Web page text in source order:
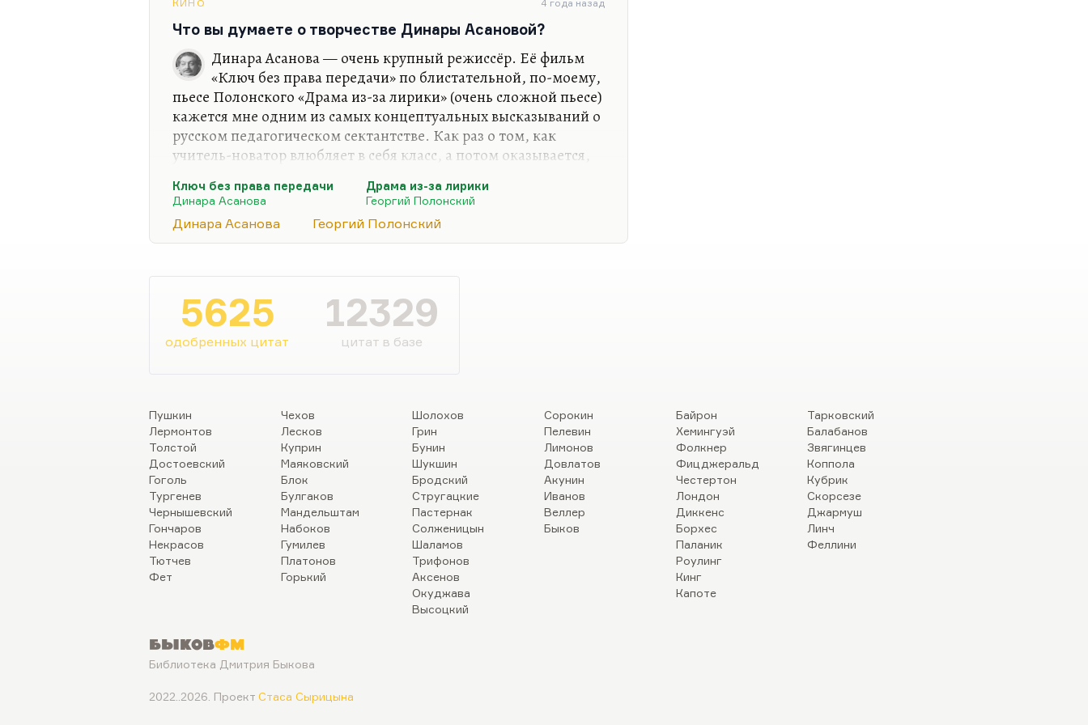
экспозиции. И даже иногда это приём — бесконечно долгая
экспозиция, а потом стремительный взрыв, стремительное…
КИНО 4 года назад
Что вы думаете о творчестве Динары Асановой?
Динара Асанова — очень крупный режиссёр. Её фильм
«Ключ без права передачи» по блистательной, по-моему,
пьесе Полонского «Драма из-за лирики» (очень сложной пьесе)
кажется мне одним из самых концептуальных высказываний о
русском педагогическом сектантстве. Как раз о том, как
учитель-новатор влюбляет в себя класс, а потом оказывается,
рядовой, простой, в общем глуповатый человек,— оказывается
и гуманнее, и умнее этого новатора.
Я вообще не люблю апологий так называемых «простых
ненавидят оторвавшихся от коллектива. Мне кажется, что
оторваться от коллектива — это лучшее,…
Ключ без права передачи
Динара Асанова
Драма из-за лирики
Георгий Полонский
Динара Асанова Георгий Полонский
5625
одобренных цитат
12329
цитат в базе
Пушкин
Лермонтов
Толстой
Достоевский
Гоголь
Тургенев
Чернышевский
Гончаров
Некрасов
Тютчев
Фет
Чехов
Лесков
Куприн
Маяковский
Блок
Булгаков
Мандельштам
Набоков
Гумилев
Платонов
Горький
Шолохов
Грин
Бунин
Шукшин
Бродский
Стругацкие
Пастернак
Солженицын
Шаламов
Трифонов
Аксенов
Окуджава
Высоцкий
Сорокин
Пелевин
Лимонов
Довлатов
Акунин
Иванов
Веллер
Быков
Байрон
Хемингуэй
Фолкнер
Фицджеральд
Честертон
Лондон
Диккенс
Борхес
Паланик
Роулинг
Кинг
Капоте
Тарковский
Балабанов
Звягинцев
Коппола
Кубрик
Скорсезе
Джармуш
Линч
Феллини
БыковФМ
Библиотека Дмитрия Быкова
2022..2026. Проект Стаса Сырицына